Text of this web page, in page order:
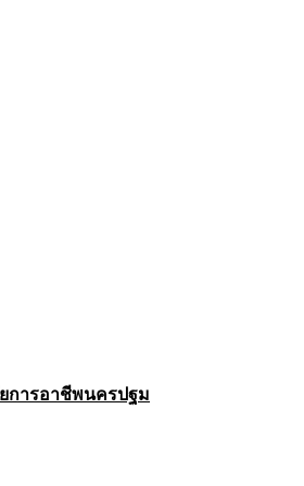
การอาชีพนครปฐม